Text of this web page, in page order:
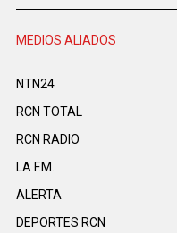
MEDIOS ALIADOS
NTN24
RCN TOTAL
RCN RADIO
LA F.M.
ALERTA
DEPORTES RCN